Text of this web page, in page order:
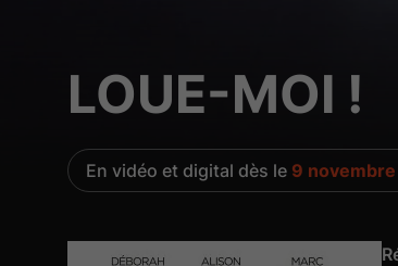
LOUE-MOI !
En vidéo et digital dès le 9